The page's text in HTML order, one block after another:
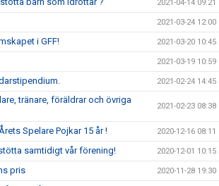
2021-04-14 09:21
2021-03-24 12:00
i GFF! 2021-03-20 10:45
2021-03-19 10:59
2021-02-24 14:45
tränare, föräldrar och övriga
2021-02-23 08:38
Spelare Pojkar 15 år ! 2020-12-16 08:11
samtidigt vår förening! 2020-12-01 10:15
pris 2020-11-28 19:30